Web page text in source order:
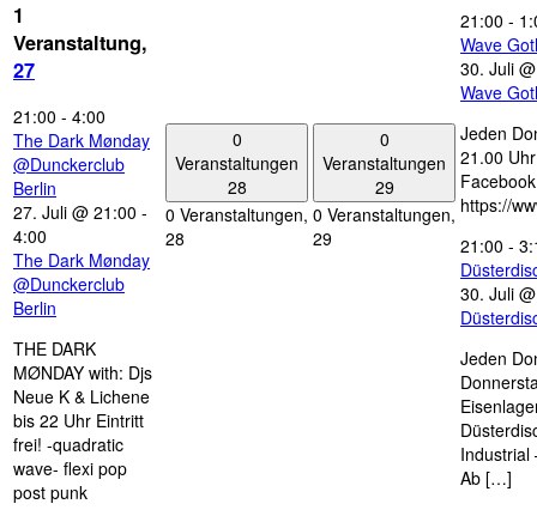
1
Veranstaltung,
27
21:00 - 4:00
The Dark Mønday
@Dunckerclub
Berlin
27. Juli @ 21:00 -
4:00
The Dark Mønday
@Dunckerclub
Berlin
THE DARK
MØNDAY with: Djs
Neue K & Lichene
bis 22 Uhr Eintritt
frei! -quadratic
wave- flexi pop
post punk
0
Veranstaltungen
28
0 Veranstaltungen,
28
0
Veranstaltungen
29
0 Veranstaltungen,
29
21:00 -
Wave
30. Juli
Wave
Jeden
21.00
https://
21:00 -
30. Juli
Jeden
Industrial
Ab […]